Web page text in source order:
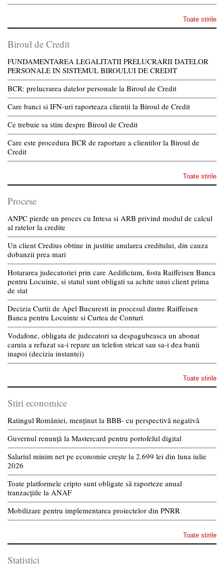
Toate stirile
Biroul de Credit
FUNDAMENTAREA LEGALITATII PRELUCRARII DATELOR
PERSONALE IN SISTEMUL BIROULUI DE CREDIT
BCR: prelucrarea datelor personale la Biroul de Credit
Care banci si IFN-uri raporteaza clientii la Biroul de Credit
Ce trebuie sa stim despre Biroul de Credit
Care este procedura BCR de raportare a clientilor la Biroul de
Credit
Toate stirile
Procese
ANPC pierde un proces cu Intesa si ARB privind modul de calcul
al ratelor la credite
Un client Credius obtine in justitie anularea creditului, din cauza
dobanzii prea mari
Hotararea judecatoriei prin care Aedificium, fosta Raiffeisen Banca
pentru Locuinte, si statul sunt obligati sa achite unui client prima
de stat
Decizia Curtii de Apel Bucuresti in procesul dintre Raiffeisen
Banca pentru Locuinte si Curtea de Conturi
Vodafone, obligata de judecatori sa despagubeasca un abonat
caruia a refuzat sa-i repare un telefon stricat sau sa-i dea banii
inapoi (decizia instantei)
Toate stirile
Stiri economice
Ratingul României, menținut la BBB- cu perspectivă negativă
Guvernul renunță la Mastercard pentru portofelul digital
Salariul minim net pe economie crește la 2.699 lei din luna iulie
2026
Toate platformele cripto sunt obligate să raporteze anual
tranzacțiile la ANAF
Mobilizare pentru implementarea proiectelor din PNRR
Toate stirile
Statistici